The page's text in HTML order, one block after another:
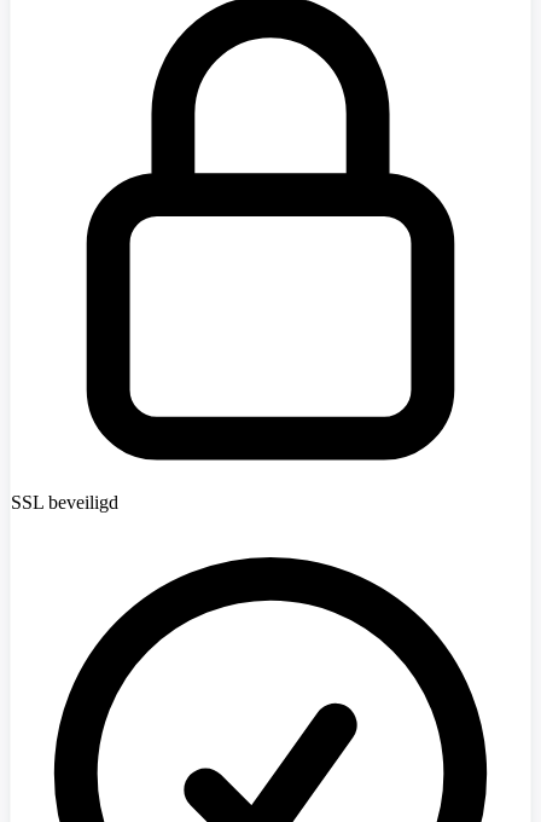
SSL beveiligd